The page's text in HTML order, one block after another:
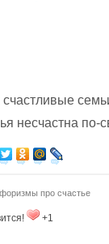
счастливые
несчастна по-
про счастье
+1